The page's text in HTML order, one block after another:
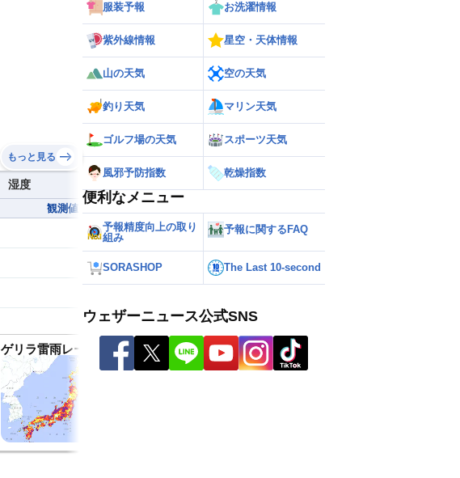
もっと見る
湿度
観測値
ゲリラ雷雨レーダー 世界の雨雲レーダー
服装予報 お洗濯情報
紫外線情報 星空・天体情報
山の天気 空の天気
釣り天気 マリン天気
ゴルフ場の天気 スポーツ天気
風邪予防指数 乾燥指数
便利なメニュー
予報精度向上の取り
組み
予報に関するFAQ
SORASHOP The Last 10-second
ウェザーニュース公式SNS